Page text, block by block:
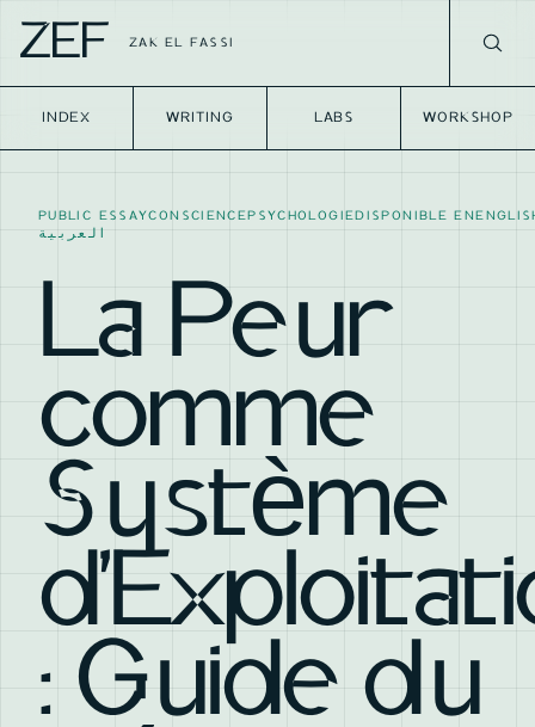
ZEF ZAK EL FASSI
INDEX WRITING LABS WORKSHOP
PUBLIC ESSAYCONSCIENCE PSYCHOLOGIE DISPONIBLE EN
العربية
La Peur
comme
Système
: Guide du